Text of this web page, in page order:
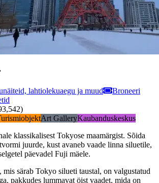
lahtiolekuaegu ja muud
Broneeri
Art GalleryKaubanduskeskus
klassikalisest Tokyose maamärgist. Sõida
juurde, kust avaneb vaade linna siluetile,
päevadel Fuji mäele.
mis särab Tokyo silueti taustal, on valgustatud
pakkudes lummavat öist vaadet, mida on